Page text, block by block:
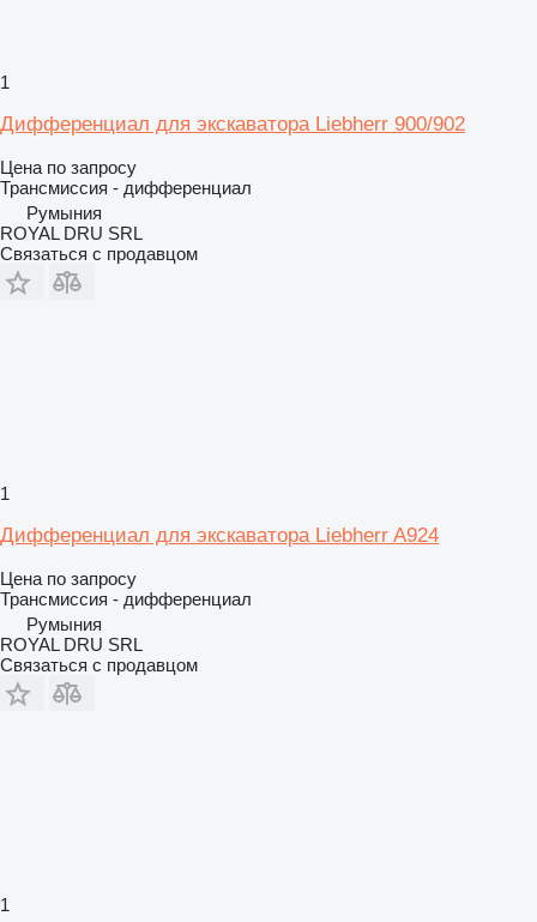
1
Дифференциал для экскаватора Liebherr 900/902
Цена по запросу
Трансмиссия - дифференциал
Румыния
ROYAL DRU SRL
Связаться с продавцом
1
Дифференциал для экскаватора Liebherr A924
Цена по запросу
Трансмиссия - дифференциал
Румыния
ROYAL DRU SRL
Связаться с продавцом
1